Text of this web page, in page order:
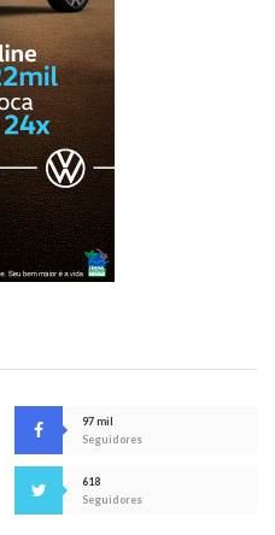
97 mil
Seguidores
618
Seguidores